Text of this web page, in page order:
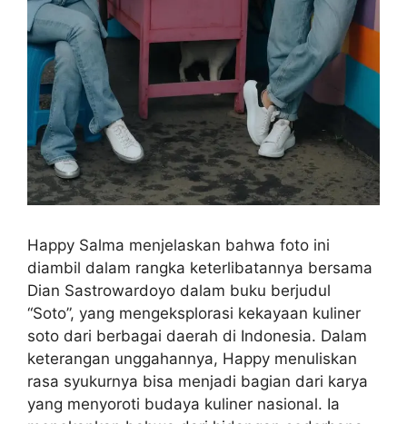
Happy Salma menjelaskan bahwa foto ini
diambil dalam rangka keterlibatannya bersama
Dian Sastrowardoyo dalam buku berjudul
“Soto”, yang mengeksplorasi kekayaan kuliner
soto dari berbagai daerah di Indonesia. Dalam
keterangan unggahannya, Happy menuliskan
rasa syukurnya bisa menjadi bagian dari karya
yang menyoroti budaya kuliner nasional. Ia